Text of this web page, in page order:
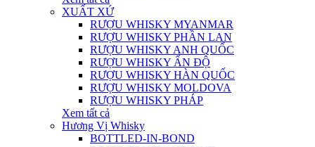
XUẤT XỨ
RƯỢU WHISKY MYANMAR
RƯỢU WHISKY PHẦN LAN
RƯỢU WHISKY ANH QUỐC
RƯỢU WHISKY ẤN ĐỘ
RƯỢU WHISKY HÀN QUỐC
RƯỢU WHISKY MOLDOVA
RƯỢU WHISKY PHÁP
Xem tất cả
Hương Vị Whisky
BOTTLED-IN-BOND